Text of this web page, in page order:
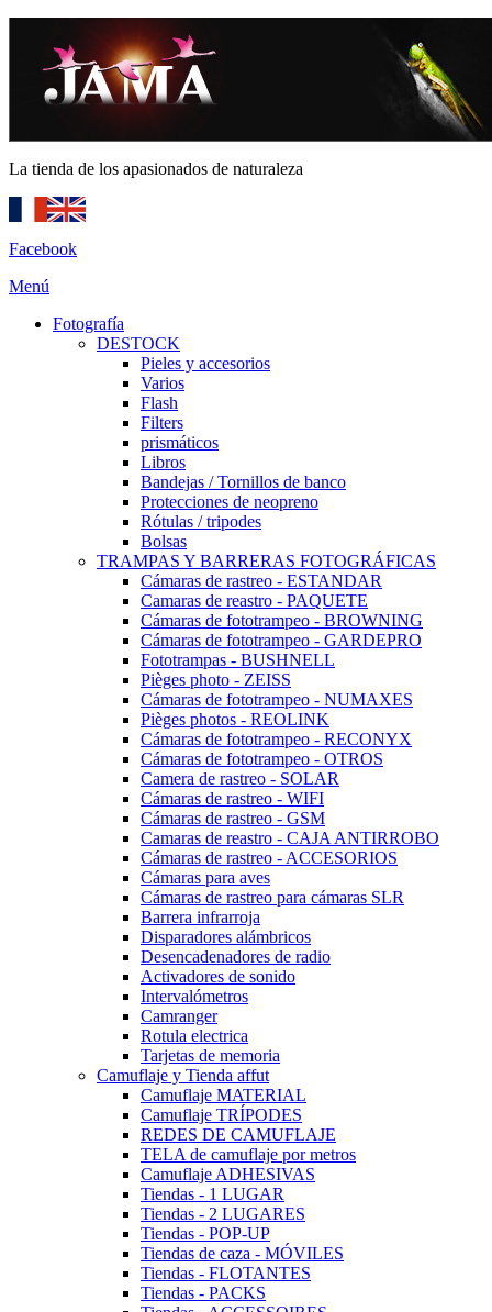
La tienda de los apasionados de naturaleza
Facebook
Menú
Fotografía
DESTOCK
Pieles y accesorios
Varios
Flash
Filters
prismáticos
Libros
Bandejas / Tornillos de banco
Protecciones de neopreno
Rótulas / tripodes
Bolsas
TRAMPAS Y BARRERAS FOTOGRÁFICAS
Cámaras de rastreo - ESTANDAR
Camaras de reastro - PAQUETE
Cámaras de fototrampeo - BROWNING
Cámaras de fototrampeo - GARDEPRO
Fototrampas - BUSHNELL
Pièges photo - ZEISS
Cámaras de fototrampeo - NUMAXES
Pièges photos - REOLINK
Cámaras de fototrampeo - RECONYX
Cámaras de fototrampeo - OTROS
Camera de rastreo - SOLAR
Cámaras de rastreo - WIFI
Cámaras de rastreo - GSM
Camaras de reastro - CAJA ANTIRROBO
Cámaras de rastreo - ACCESORIOS
Cámaras para aves
Cámaras de rastreo para cámaras SLR
Barrera infrarroja
Disparadores alámbricos
Desencadenadores de radio
Activadores de sonido
Intervalómetros
Camranger
Rotula electrica
Tarjetas de memoria
Camuflaje y Tienda affut
Camuflaje MATERIAL
Camuflaje TRÍPODES
REDES DE CAMUFLAJE
TELA de camuflaje por metros
Camuflaje ADHESIVAS
Tiendas - 1 LUGAR
Tiendas - 2 LUGARES
Tiendas - POP-UP
Tiendas de caza - MÓVILES
Tiendas - FLOTANTES
Tiendas - PACKS